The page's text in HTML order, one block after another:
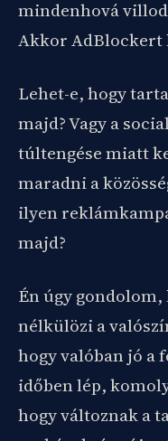
mindenhová
Akkor AdBlockert
Lehet-e, hogy
majd? Vagy a
túltengése miatt
maradni a
ilyen
majd?
Én úgy gondolom,
nélkülözi a
hogy valóban jó a
időben lép,
hogy változnak a